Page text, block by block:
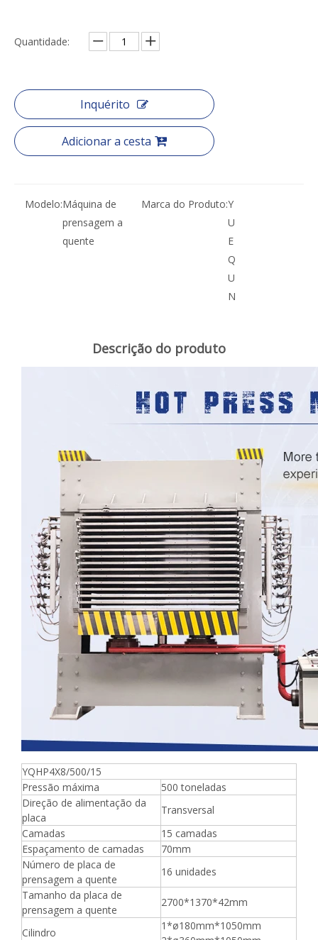
Quantidade:
Inquérito
Adicionar a cesta
Modelo:Máquina de
prensagem a
quente
Marca do Produto:Y
U
E
Q
U
N
Descrição do produto
YQHP4X8/500/15
Pressão máxima
500 toneladas
Direção de alimentação da
placa
Transversal
Camadas
15 camadas
Espaçamento de camadas
70mm
Número de placa de
prensagem a quente
16 unidades
Tamanho da placa de
prensagem a quente
2700*1370*42mm
Cilindro
1*ø180mm*1050mm